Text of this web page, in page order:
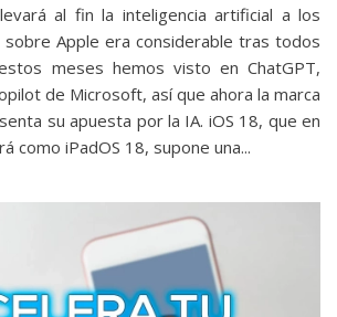
al fin la inteligencia artificial a los
sobre Apple era considerable tras todos
meses hemos visto en ChatGPT,
de Microsoft, así que ahora la marca
su apuesta por la IA. iOS 18, que en
como iPadOS 18, supone una...